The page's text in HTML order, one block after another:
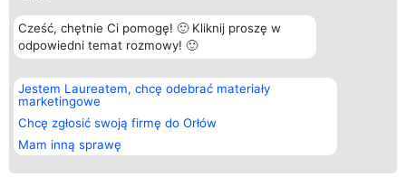
Cześć, chętnie Ci pomogę! 🙂 Kliknij proszę w
odpowiedni temat rozmowy! 🙂
Jestem Laureatem, chcę odebrać materiały
marketingowe
Chcę zgłosić swoją firmę do Orłów
Mam inną sprawę
Organizator plebiscytu
Bright Side Solutions sp. z o.
o. sp. k.
ul. Ruska 22
Wrocław 50-079
KRS 0000749100 | Regon
381313360 | NIP 8943132676
Plebiscyt
Laureaci
wszystkich
Laureatów
Regulamin
Kontakt
Kontakt